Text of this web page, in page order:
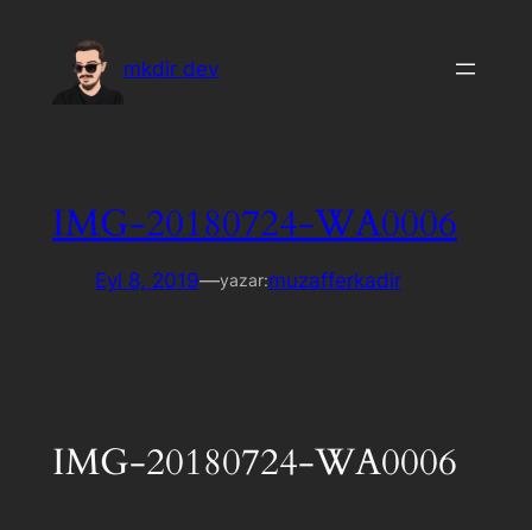
mkdir dev
IMG-20180724-WA0006
Eyl 8, 2019—yazar:muzafferkadir
IMG-20180724-WA0006